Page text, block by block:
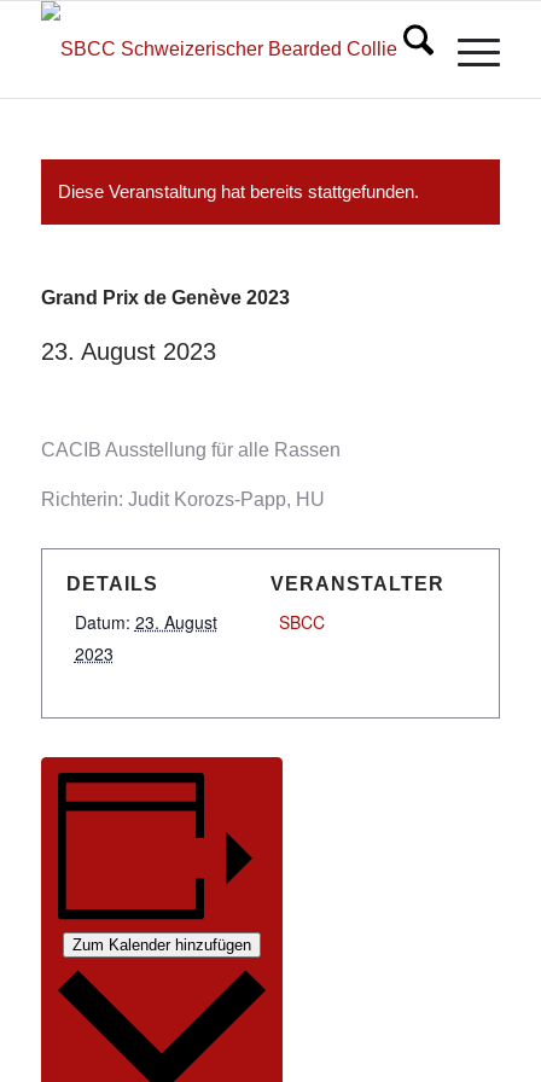
Diese Veranstaltung hat bereits stattgefunden.
Grand Prix de Genève 2023
23. August 2023
CACIB Ausstellung für alle Rassen
Richterin: Judit Korozs-Papp, HU
DETAILS
Datum: 23. August
2023
VERANSTALTER
SBCC
Zum Kalender hinzufügen